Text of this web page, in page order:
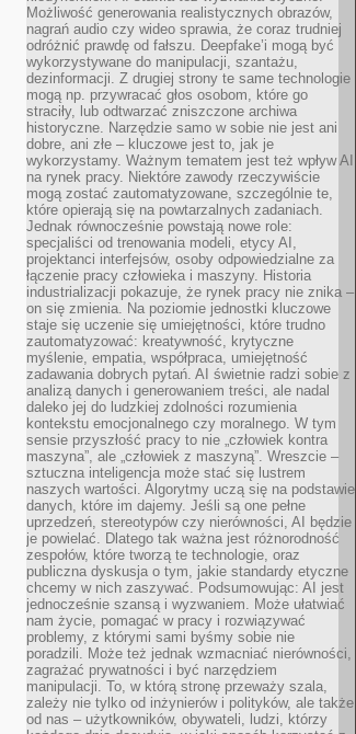
Możliwość generowania realistycznych obrazów,
nagrań audio czy wideo sprawia, że coraz trudniej
odróżnić prawdę od fałszu. Deepfake’i mogą być
wykorzystywane do manipulacji, szantażu,
dezinformacji. Z drugiej strony te same technologie
mogą np. przywracać głos osobom, które go
straciły, lub odtwarzać zniszczone archiwa
historyczne. Narzędzie samo w sobie nie jest ani
dobre, ani złe – kluczowe jest to, jak je
wykorzystamy. Ważnym tematem jest też wpływ AI
na rynek pracy. Niektóre zawody rzeczywiście
mogą zostać zautomatyzowane, szczególnie te,
które opierają się na powtarzalnych zadaniach.
Jednak równocześnie powstają nowe role:
specjaliści od trenowania modeli, etycy AI,
projektanci interfejsów, osoby odpowiedzialne za
łączenie pracy człowieka i maszyny. Historia
industrializacji pokazuje, że rynek pracy nie znika –
on się zmienia. Na poziomie jednostki kluczowe
staje się uczenie się umiejętności, które trudno
zautomatyzować: kreatywność, krytyczne
myślenie, empatia, współpraca, umiejętność
zadawania dobrych pytań. AI świetnie radzi sobie z
analizą danych i generowaniem treści, ale nadal
daleko jej do ludzkiej zdolności rozumienia
kontekstu emocjonalnego czy moralnego. W tym
sensie przyszłość pracy to nie „człowiek kontra
maszyna”, ale „człowiek z maszyną”. Wreszcie –
sztuczna inteligencja może stać się lustrem
naszych wartości. Algorytmy uczą się na podstawie
danych, które im dajemy. Jeśli są one pełne
uprzedzeń, stereotypów czy nierówności, AI będzie
je powielać. Dlatego tak ważna jest różnorodność
zespołów, które tworzą te technologie, oraz
publiczna dyskusja o tym, jakie standardy etyczne
chcemy w nich zaszywać. Podsumowując: AI jest
jednocześnie szansą i wyzwaniem. Może ułatwiać
nam życie, pomagać w pracy i rozwiązywać
problemy, z którymi sami byśmy sobie nie
poradzili. Może też jednak wzmacniać nierówności,
zagrażać prywatności i być narzędziem
manipulacji. To, w którą stronę przeważy szala,
zależy nie tylko od inżynierów i polityków, ale także
od nas – użytkowników, obywateli, ludzi, którzy